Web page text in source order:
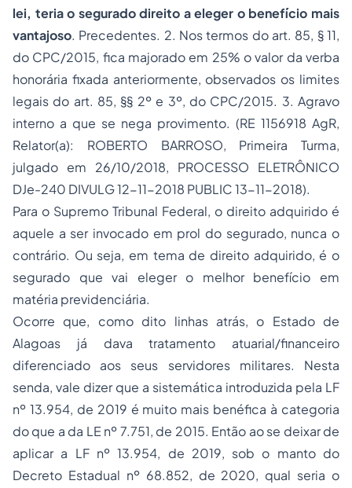
lei, teria o segurado direito a eleger o benefício mais
vantajoso. Precedentes. 2. Nos termos do art. 85, § 11,
do CPC/2015, fica majorado em 25% o valor da verba
honorária fixada anteriormente, observados os limites
legais do art. 85, §§ 2º e 3º, do CPC/2015. 3. Agravo
interno a que se nega provimento. (RE 1156918 AgR,
Relator(a): ROBERTO BARROSO, Primeira Turma,
julgado em 26/10/2018, PROCESSO ELETRÔNICO
DJe-240 DIVULG 12-11-2018 PUBLIC 13-11-2018).
Para o Supremo Tribunal Federal, o direito adquirido é
aquele a ser invocado em prol do segurado, nunca o
contrário. Ou seja, em tema de direito adquirido, é o
segurado que vai eleger o melhor benefício em
matéria previdenciária.
Ocorre que, como dito linhas atrás, o Estado de
Alagoas já dava tratamento atuarial/financeiro
diferenciado aos seus servidores militares. Nesta
senda, vale dizer que a sistemática introduzida pela LF
nº 13.954, de 2019 é muito mais benéfica à categoria
do que a da LE nº 7.751, de 2015. Então ao se deixar de
aplicar a LF nº 13.954, de 2019, sob o manto do
Decreto Estadual nº 68.852, de 2020, qual seria o